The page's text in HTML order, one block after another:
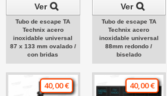
Ver
Tubo de escape TA
Technix acero
inoxidable universal
87 x 133 mm ovalado /
con bridas
Ver
Tubo de escape TA
Technix acero
inoxidable universal
88mm redondo /
biselado
40,00 € 40,00 €